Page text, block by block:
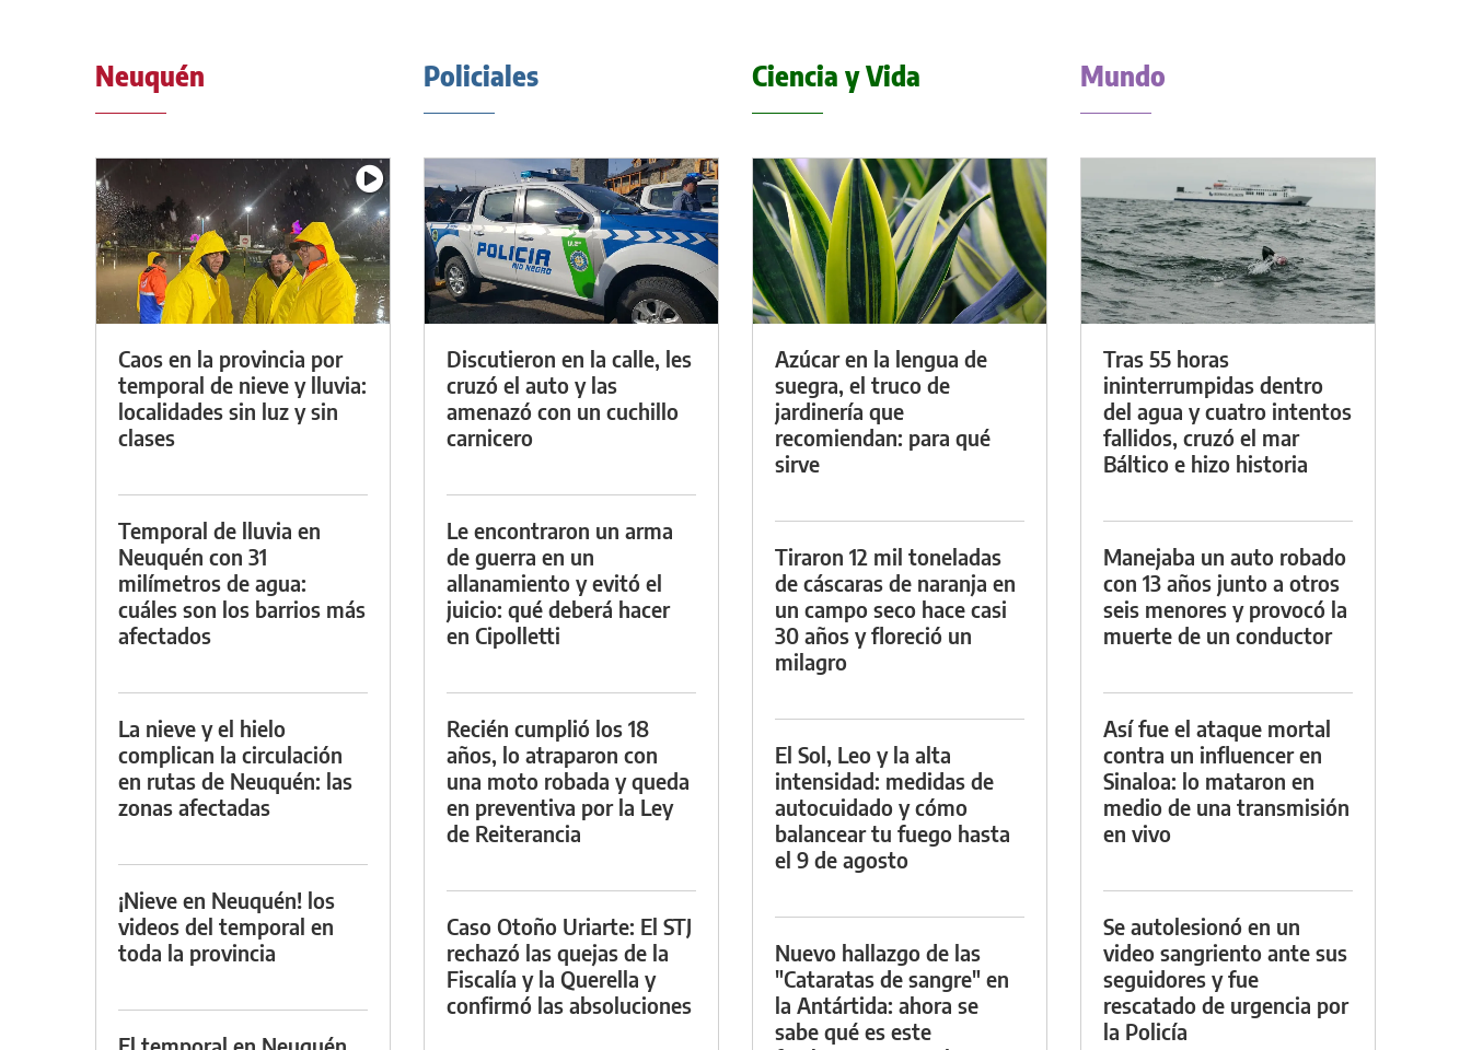
Neuquén
Caos en la provincia por
temporal de nieve y lluvia:
localidades sin luz y sin
clases
Temporal de lluvia en
Neuquén con 31
milímetros de agua:
cuáles son los barrios más
afectados
La nieve y el hielo
complican la circulación
en rutas de Neuquén: las
zonas afectadas
¡Nieve en Neuquén! los
videos del temporal en
toda la provincia
Policiales
Discutieron en la calle, les
cruzó el auto y las
amenazó con un cuchillo
carnicero
Le encontraron un arma
de guerra en un
allanamiento y evitó el
juicio: qué deberá hacer
en Cipolletti
Recién cumplió los 18
años, lo atraparon con
una moto robada y queda
en preventiva por la Ley
de Reiterancia
Caso Otoño Uriarte: El STJ
rechazó las quejas de la
Fiscalía y la Querella y
confirmó las absoluciones
Ciencia y Vida
Azúcar en la lengua de
suegra, el truco de
jardinería que
recomiendan: para qué
sirve
Tiraron 12 mil toneladas
de cáscaras de naranja en
un campo seco hace casi
30 años y floreció un
milagro
El Sol, Leo y la alta
intensidad: medidas de
autocuidado y cómo
balancear tu fuego hasta
el 9 de agosto
Nuevo hallazgo de las
"Cataratas de sangre" en
la Antártida: ahora se
sabe qué es este
Mundo
Tras 55 horas
ininterrumpidas dentro
del agua y cuatro intentos
fallidos, cruzó el mar
Báltico e hizo historia
Manejaba un auto robado
con 13 años junto a otros
seis menores y provocó la
muerte de un conductor
Así fue el ataque mortal
contra un influencer en
Sinaloa: lo mataron en
medio de una transmisión
en vivo
Se autolesionó en un
video sangriento ante sus
seguidores y fue
rescatado de urgencia por
la Policía